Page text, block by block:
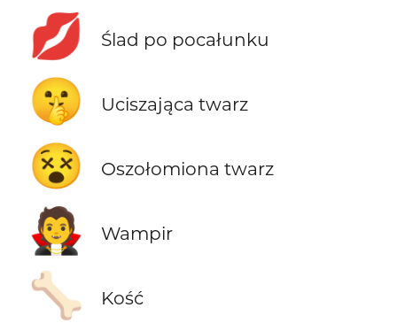
💋 Ślad po pocałunku
🤫 Uciszająca twarz
😵 Oszołomiona twarz
🧛 Wampir
🦴 Kość